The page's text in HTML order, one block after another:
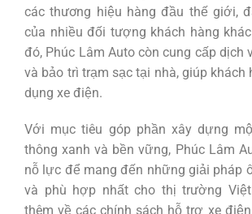
các thương hiệu hàng đầu thế giới,
của nhiều đối tượng khách hàng
đó, Phúc Lâm Auto còn cung cấp dịch
và bảo trì trạm sạc tại nhà, giúp khách
dụng xe điện.
Với mục tiêu góp phần xây dựng
thông xanh và bền vững, Phúc Lâm
nỗ lực để mang đến những giải pháp
và phù hợp nhất cho thị trường
thêm về các chính sách hỗ trợ xe